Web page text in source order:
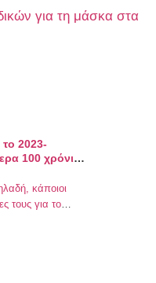
για τη μάσκα στα
το 2023-
100 χρόνια
κάποιοι
τους για το